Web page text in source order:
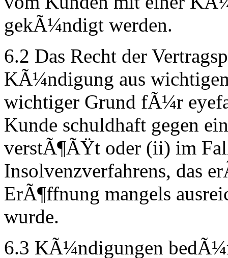
gekÃ¼ndigt werden.
6.2 Das Recht der
KÃ¼ndigung aus
wichtiger Grund fÃ¼r
Kunde schuldhaft gegen
verstÃ¶ÃŸt oder (ii) im
Insolvenzverfahrens, das
ErÃ¶ffnung mangels
wurde.
6.3 KÃ¼ndigungen